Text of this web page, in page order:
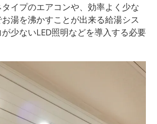
イプのエアコンや、効率よく少な
湯を沸かすことが出来る給湯シス
少ないLED照明などを導入する必要